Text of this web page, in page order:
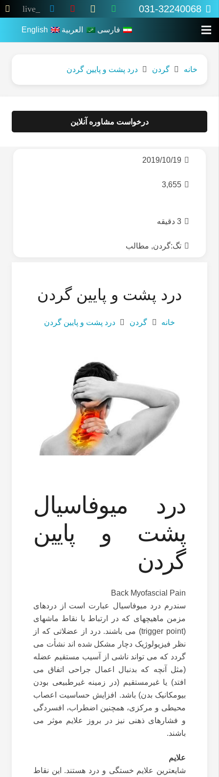
031-32240068
live_tv
فارسی العربية English
خانه گردن درد پشت و پایین گردن
درخواست مشاوره آنلاین
2019/10/19
3,655
3 دقیقه
تگ:گردن, مطالب
درد پشت و پایین گردن
خانه گردن درد پشت و پایین گردن
درد میوفاسیال
پشت و پایین
گردن
Back Myofascial Pain
سندرم درد میوفاسیال عبارت است از دردهای
مزمن ماهیچهای که در ارتباط با نقاط ماشهای
(trigger point) می باشند. درد از عضلاتی که از
نظر فیزیولوژیک دچار مشکل شده اند نشأت می
گردد که می تواند ناشی از آسیب مستقیم عضله
(مثل آنچه که بدنبال اعمال جراحی اتفاق می
افتد) یا غیرمستقیم (در زمینه غیرطبیعی بودن
بیومکانیک بدن) باشد. افزایش حساسیت اعصاب
محیطی و مرکزی، همچنین اضطراب، افسردگی
و فشارهای ذهنی نیز در بروز علایم موثر می
باشند.
علایم
شایعترین علایم خستگی و درد هستند. این نقاط